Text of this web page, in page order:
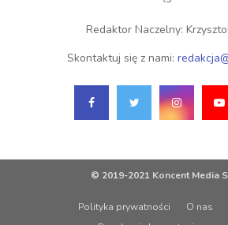
Redaktor Naczelny:
Skontaktuj się z nami:
© 2019-2021 Koncent Media
Polityka prywatności O nas